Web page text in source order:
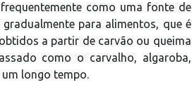
como uma fonte de
para alimentos, que é
a partir de carvão ou queima
como o carvalho, algaroba,
longo tempo.